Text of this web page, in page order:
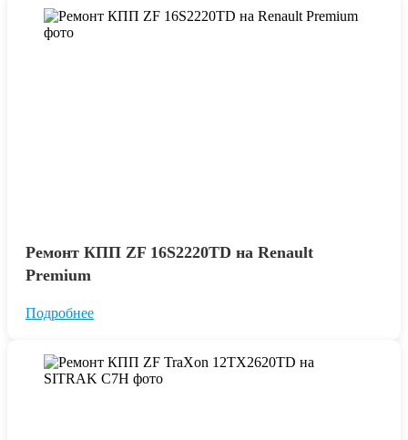
Ремонт КПП ZF 16S2220TD на Renault
Premium
Подробнее